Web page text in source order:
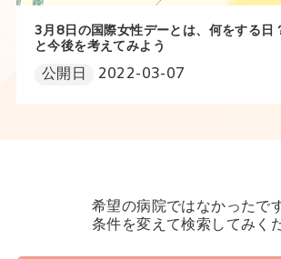
3月8日の国際女性デーとは、何をする日
と今後を考えてみよう
公開日 2022-03-07
希望の病院ではなかったで
条件を変えて検索してみく